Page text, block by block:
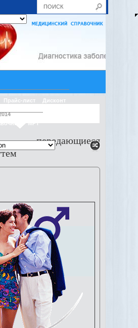
Прайс-лист Дисконт
МРТ
передающиеся